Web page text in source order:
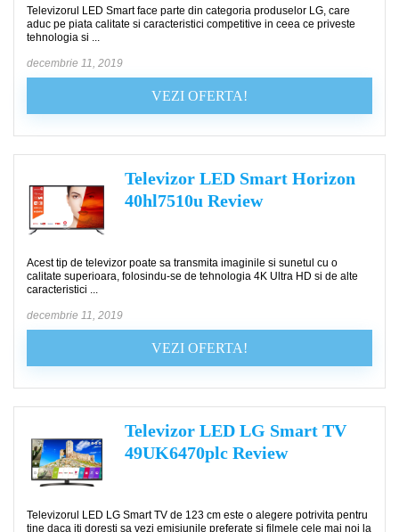
Televizorul LED Smart face parte din categoria produselor LG, care
aduc pe piata calitate si caracteristici competitive in ceea ce priveste
tehnologia si ...
decembrie 11, 2019
VEZI OFERTA!
Televizor LED Smart Horizon
40hl7510u Review
Acest tip de televizor poate sa transmita imaginile si sunetul cu o
calitate superioara, folosindu-se de tehnologia 4K Ultra HD si de alte
caracteristici ...
decembrie 11, 2019
VEZI OFERTA!
Televizor LED LG Smart TV
49UK6470plc Review
Televizorul LED LG Smart TV de 123 cm este o alegere potrivita pentru
tine daca iti doresti sa vezi emisiunile preferate si filmele cele mai noi la